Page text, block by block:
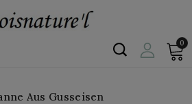
0
Aus Gusseisen